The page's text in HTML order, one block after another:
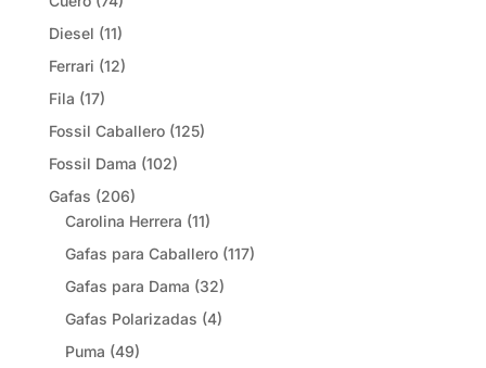
Diesel (11)
Ferrari (12)
Fila (17)
Fossil Caballero (125)
Fossil Dama (102)
Gafas (206)
Carolina Herrera (11)
Gafas para Caballero (117)
Gafas para Dama (32)
Gafas Polarizadas (4)
Puma (49)